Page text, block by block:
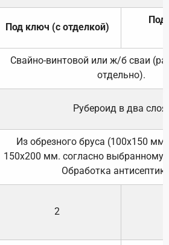
Под ключ (с отделкой)
Под
Свайно-винтовой или ж/б сваи
отдельно).
Рубероид в два слоя.
Из обрезного бруса (100х150
150х200 мм. согласно выбранному
Обработка
2